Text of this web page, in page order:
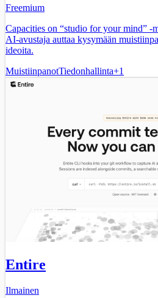
Freemium
Capacities on “studio for your mind” -
AI-avustaja auttaa kysymään
ideoita.
MuistiinpanotTiedonhallinta+1
Entire
Ilmainen